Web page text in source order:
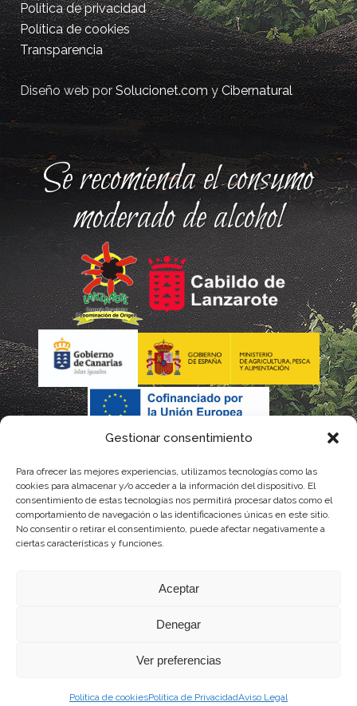
Gestionar consentimiento
Para ofrecer las mejores experiencias, utilizamos tecnologías como las
cookies para almacenar y/o acceder a la información del dispositivo. El
consentimiento de estas tecnologías nos permitirá procesar datos como el
comportamiento de navegación o las identificaciones únicas en este sitio.
No consentir o retirar el consentimiento, puede afectar negativamente a
ciertas características y funciones.
Aceptar
Denegar
Ver preferencias
Política de cookiesPolítica de PrivacidadAviso Legal
Política de privacidad
Política de cookies
Transparencia
Diseño web porSolucionet.comyCibernatural
Se recomienda el consumo
moderado de alcohol
La gestión de la DOP Lanzarote realizada por este Consejo Regulador es financiada,
con fondos provenientes del presupuesto de gastos del Instituto Canario de
Calidad Agroalimentaria